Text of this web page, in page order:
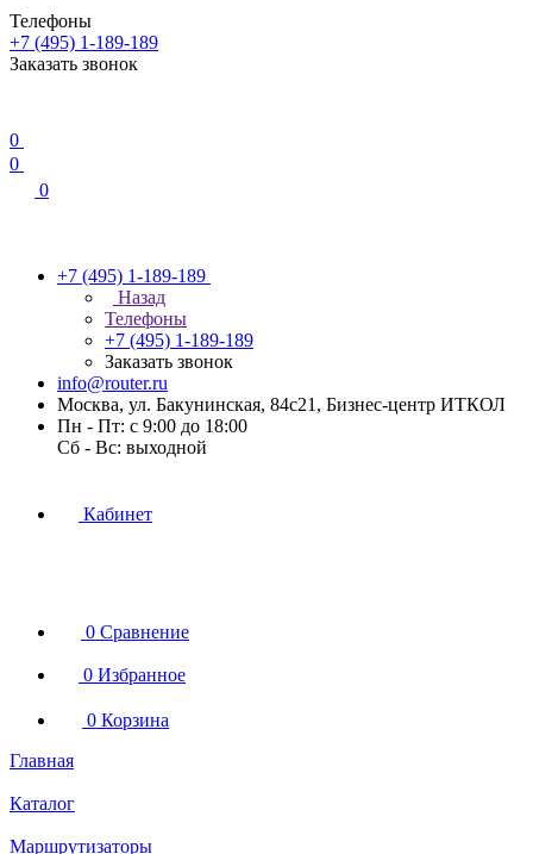
Телефоны
+7 (495) 1-189-189
Заказать звонок
0
0
0
+7 (495) 1-189-189
Назад
Телефоны
+7 (495) 1-189-189
Заказать звонок
info@router.ru
Москва, ул. Бакунинская, 84с21, Бизнес-центр ИТКОЛ
Пн - Пт: с 9:00 до 18:00
Cб - Вс: выходной
Кабинет
0 Сравнение
0 Избранное
0 Корзина
Главная
Каталог
Маршрутизаторы